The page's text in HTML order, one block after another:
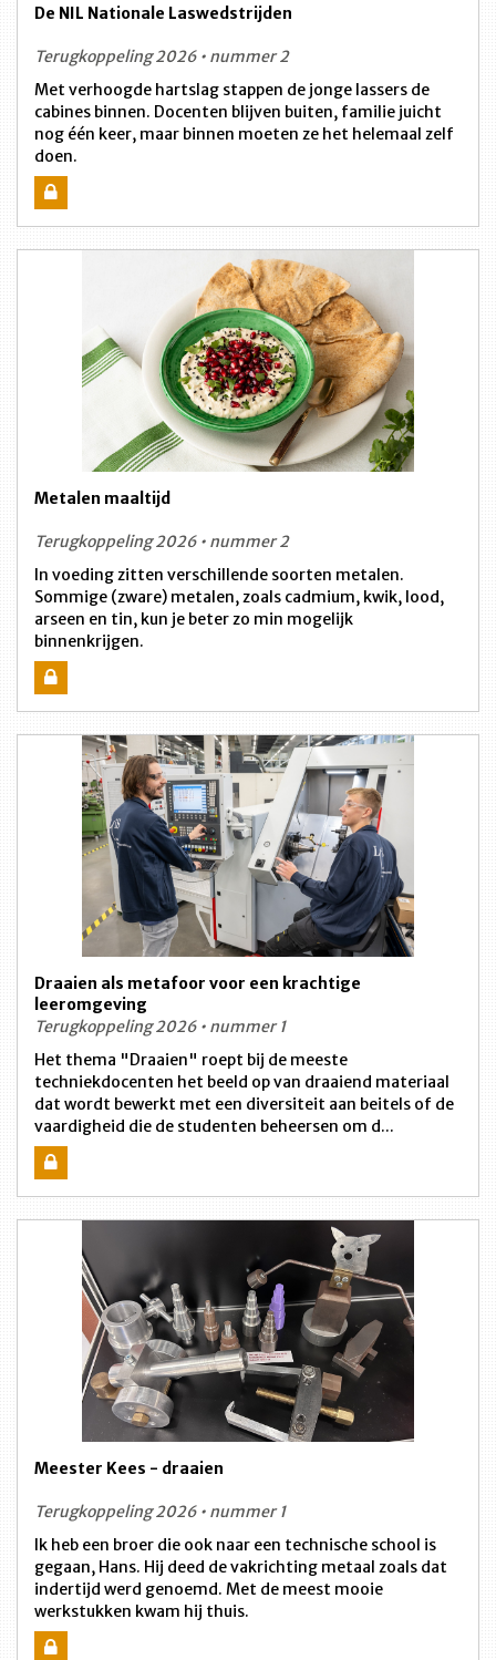
De NIL Nationale Laswedstrijden
Terugkoppeling 2026 • nummer 2
Met verhoogde hartslag stappen de jonge lassers de
cabines binnen. Docenten blijven buiten, familie juicht
nog één keer, maar binnen moeten ze het helemaal zelf
doen.
Metalen maaltijd
Terugkoppeling 2026 • nummer 2
In voeding zitten verschillende soorten metalen.
Sommige (zware) metalen, zoals cadmium, kwik, lood,
arseen en tin, kun je beter zo min mogelijk
binnenkrijgen.
Draaien als metafoor voor een krachtige
leeromgeving
Terugkoppeling 2026 • nummer 1
Het thema "Draaien" roept bij de meeste
techniekdocenten het beeld op van draaiend materiaal
dat wordt bewerkt met een diversiteit aan beitels of de
vaardigheid die de studenten beheersen om d...
Meester Kees - draaien
Terugkoppeling 2026 • nummer 1
Ik heb een broer die ook naar een technische school is
gegaan, Hans. Hij deed de vakrichting metaal zoals dat
indertijd werd genoemd. Met de meest mooie
werkstukken kwam hij thuis.